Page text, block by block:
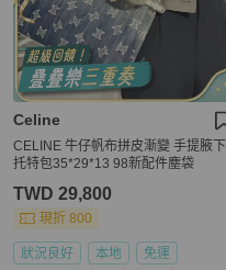
Celine
CELINE 牛仔帆布拼皮漸變 手提腋下
托特包35*29*13 98新配件塵袋
TWD 29,800
現折 800
狀況良好 本地 免運